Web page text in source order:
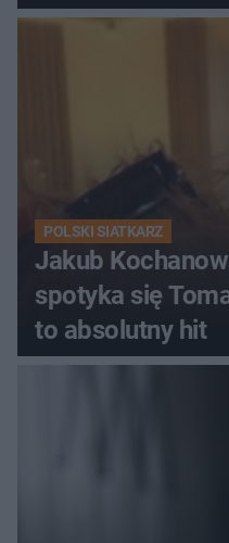
POLSKI SIATKARZ
Jakub
spotyka się
to absolutny hit